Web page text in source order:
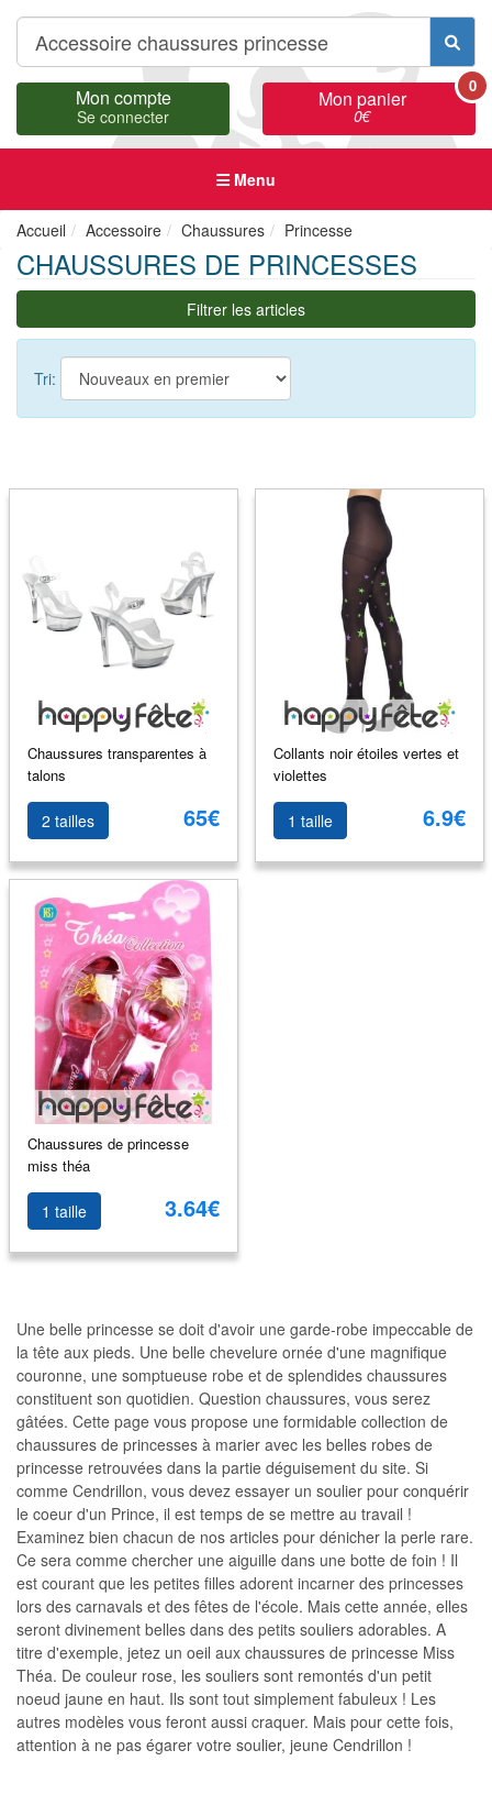
Mon compte
Se connecter
Mon panier
0€
0
Menu
Accueil Accessoire Chaussures Princesse
CHAUSSURES DE PRINCESSES
Filtrer les articles
Tri:
Chaussures transparentes à
talons
2 tailles 65€
Collants noir étoiles vertes et
violettes
1 taille 6.9€
Chaussures de princesse
miss théa
1 taille 3.64€
Une belle princesse se doit d'avoir une garde-robe impeccable de
la tête aux pieds. Une belle chevelure ornée d'une magnifique
couronne, une somptueuse robe et de splendides chaussures
constituent son quotidien. Question chaussures, vous serez
gâtées. Cette page vous propose une formidable collection de
chaussures de princesses à marier avec les belles robes de
princesse retrouvées dans la partie déguisement du site. Si
comme Cendrillon, vous devez essayer un soulier pour conquérir
le coeur d'un Prince, il est temps de se mettre au travail !
Examinez bien chacun de nos articles pour dénicher la perle rare.
Ce sera comme chercher une aiguille dans une botte de foin ! Il
est courant que les petites filles adorent incarner des princesses
lors des carnavals et des fêtes de l'école. Mais cette année, elles
seront divinement belles dans des petits souliers adorables. A
titre d'exemple, jetez un oeil aux chaussures de princesse Miss
Théa. De couleur rose, les souliers sont remontés d'un petit
noeud jaune en haut. Ils sont tout simplement fabuleux ! Les
autres modèles vous feront aussi craquer. Mais pour cette fois,
attention à ne pas égarer votre soulier, jeune Cendrillon !